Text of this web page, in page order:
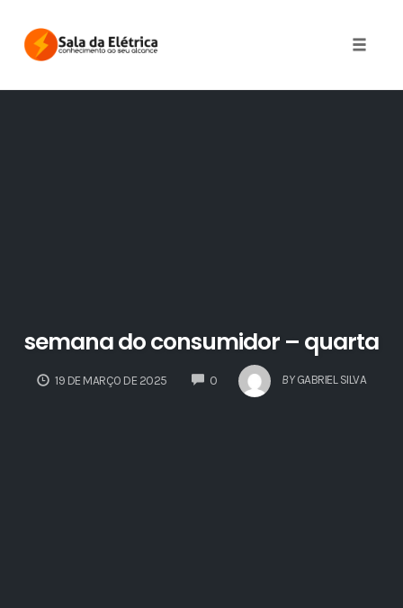
content
semana do consumidor – quarta
19 DE MARÇO DE 2025 0COMMENTS BY GABRIEL SILVA